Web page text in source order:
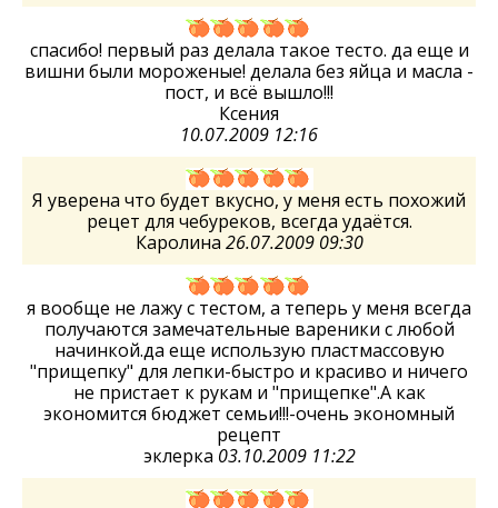
спасибо! первый раз делала такое тесто. да еще и
вишни были мороженые! делала без яйца и масла -
пост, и всё вышло!!!
Ксения
10.07.2009 12:16
Я уверена что будет вкусно, у меня есть похожий
рецет для чебуреков, всегда удаётся.
Каролина 26.07.2009 09:30
я вообще не лажу с тестом, а теперь у меня всегда
получаются замечательные вареники с любой
начинкой.да еще использую пластмассовую
"прищепку" для лепки-быстро и красиво и ничего
не пристает к рукам и "прищепке".А как
экономится бюджет семьи!!!-очень экономный
рецепт
эклерка 03.10.2009 11:22